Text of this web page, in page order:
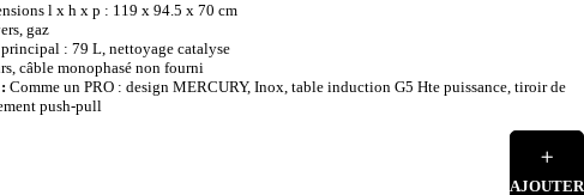
l x h x p : 119 x 94.5 x 70 cm
gaz
: 79 L, nettoyage catalyse
câble monophasé non fourni
Comme un PRO : design MERCURY, Inox, table induction G5 Hte puissance, tiroir de
push-pull
AJOUTER